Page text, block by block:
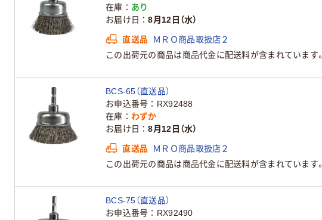
在庫
あり
お届け日
8月12日（水）
直送品
ＭＲＯ商品取扱店２
この出荷元の商品は商品代金に配送料が含まれています。
BCS-65（直送品）
お申込番号
RX92488
在庫
わずか
お届け日
8月12日（水）
直送品
ＭＲＯ商品取扱店２
この出荷元の商品は商品代金に配送料が含まれています。
BCS-75（直送品）
お申込番号
RX92490